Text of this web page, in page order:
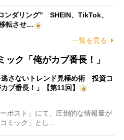
ンダリング” SHEIN、TikTok、
転させ…
一覧を見る
ク「俺がカブ番長！」
逃さないトレンド見極め術 投資コ
ブ番長！」【第11回】
ポスト」にて、圧倒的な情報量が
ミック」とし…